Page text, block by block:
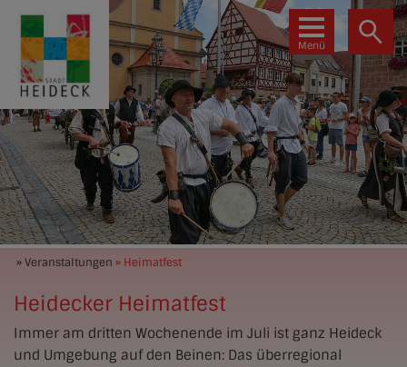
Menü
» Veranstaltungen » Heimatfest
Heidecker Heimatfest
Immer am dritten Wochenende im Juli ist ganz Heideck
und Umgebung auf den Beinen: Das überregional